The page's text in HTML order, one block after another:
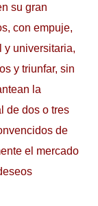
su gran
con empuje,
y universitaria,
y triunfar, sin
la
de dos o tres
de
el mercado